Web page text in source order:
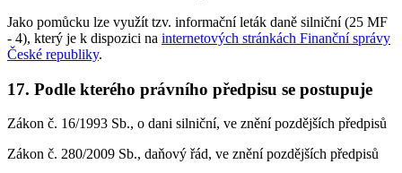
Jako pomůcku lze využít tzv. informační leták daně silniční (25 MF
- 4), který je k dispozici na internetových stránkách Finanční správy
České republiky.
17. Podle kterého právního předpisu se postupuje
Zákon č. 16/1993 Sb., o dani silniční, ve znění pozdějších předpisů
Zákon č. 280/2009 Sb., daňový řád, ve znění pozdějších předpisů